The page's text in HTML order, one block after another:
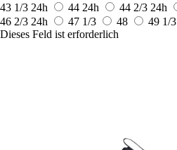
43 1/3 24h 44 24h 44 2/3 24h
46 2/3 24h 47 1/3 48
49 1/3
Dieses Feld ist erforderlich